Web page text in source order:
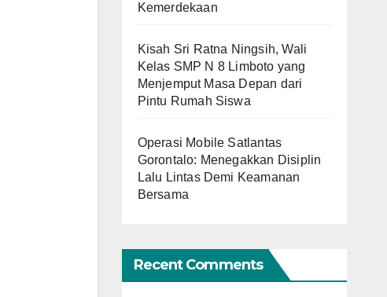
Kemerdekaan
Kisah Sri Ratna Ningsih, Wali
Kelas SMP N 8 Limboto yang
Menjemput Masa Depan dari
Pintu Rumah Siswa
Operasi Mobile Satlantas
Gorontalo: Menegakkan Disiplin
Lalu Lintas Demi Keamanan
Bersama
Recent Comments